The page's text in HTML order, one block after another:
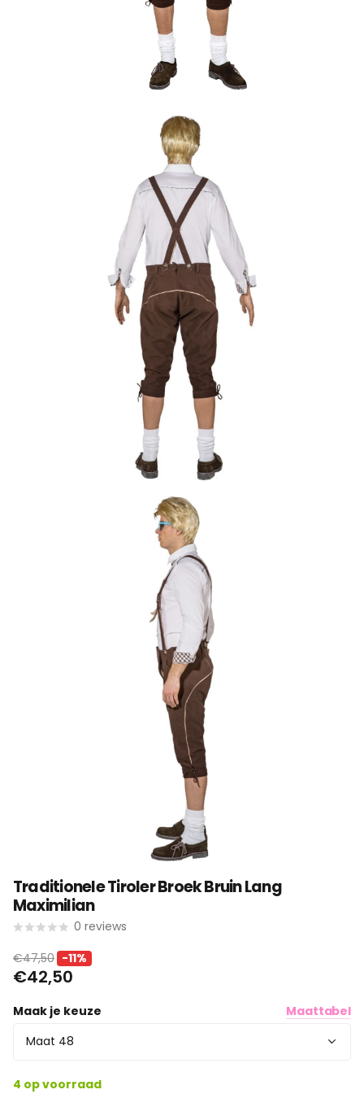
Traditionele Tiroler Broek Bruin Lang
Maximilian
0 reviews
€47,50 -11%
€42,50
Maak je keuze Maattabel
4 op voorraad